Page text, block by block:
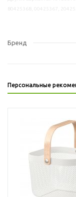
Бренд
Персональные